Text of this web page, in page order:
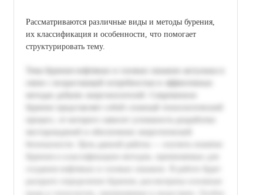
Рассматриваются различные виды и методы бурения,
их классификация и особенности, что помогает
структурировать тему.